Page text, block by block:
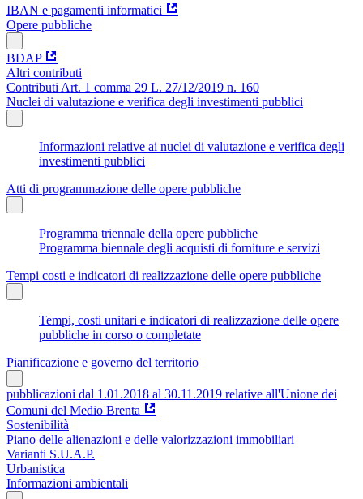
IBAN e pagamenti informatici
Opere pubbliche
BDAP
Altri contributi
Contributi Art. 1 comma 29 L. 27/12/2019 n. 160
Nuclei di valutazione e verifica degli investimenti pubblici
Informazioni relative ai nuclei di valutazione e verifica degli
investimenti pubblici
Atti di programmazione delle opere pubbliche
Programma triennale della opere pubbliche
Programma biennale degli acquisti di forniture e servizi
Tempi costi e indicatori di realizzazione delle opere pubbliche
Tempi, costi unitari e indicatori di realizzazione delle opere
pubbliche in corso o completate
Pianificazione e governo del territorio
pubblicazioni dal 1.01.2018 al 30.11.2019 relative all'Unione dei
Comuni del Medio Brenta
Sostenibilità
Piano delle alienazioni e delle valorizzazioni immobiliari
Varianti S.U.A.P.
Urbanistica
Informazioni ambientali